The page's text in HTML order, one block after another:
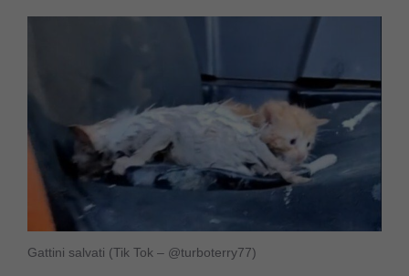
Gattini salvati (Tik Tok – @turboterry77)